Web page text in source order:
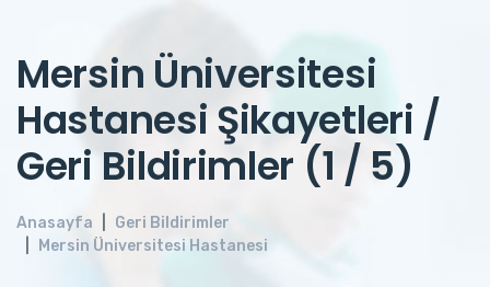
Mersin Üniversitesi
Hastanesi Şikayetleri /
Geri Bildirimler (1 / 5)
Anasayfa
Geri Bildirimler
Mersin Üniversitesi Hastanesi